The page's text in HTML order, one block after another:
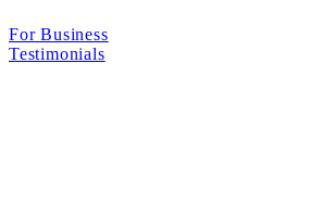
For Business
Testimonials